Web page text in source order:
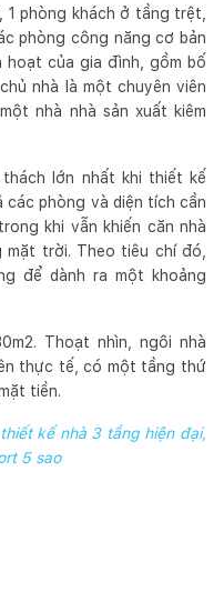
1 phòng khách ở tầng trệt,
phòng công năng cơ bản
hoạt của gia đình, gồm bố
nhà là một chuyên viên
nhà nhà sản xuất kiêm
lớn nhất khi thiết kế
các phòng và diện tích cần
khi vẫn khiến căn nhà
trời. Theo tiêu chí đó,
để dành ra một khoảng
Thoạt nhìn, ngôi nhà
thực tế, có một tầng thứ
tiền.
kế nhà 3 tầng hiện đại,
5 sao